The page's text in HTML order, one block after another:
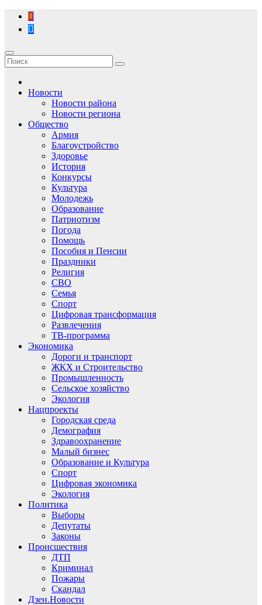
Перейти
содержимому
Новости
Новости района
Новости региона
Общество
Армия
Благоустройство
Здоровье
История
Конкурсы
Культура
Молодежь
Образование
Патриотизм
Погода
Помощь
Пособия и Пенсии
Праздники
Религия
СВО
Семья
Спорт
Цифровая трансформация
Развлечения
ТВ-программа
Экономика
Дороги и транспорт
ЖКХ и Строительство
Промышленность
Сельское хозяйство
Экология
Нацпроекты
Городская среда
Демография
Здравоохранение
Малый бизнес
Образование и Культура
Спорт
Цифровая экономика
Экология
Политика
Выборы
Депутаты
Законы
Происшествия
ДТП
Криминал
Пожары
Скандал
Дзен.Новости